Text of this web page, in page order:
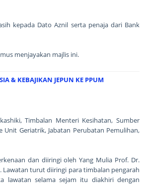
kepada Dato Aznil serta penaja dari Bank
menjayakan majlis ini.
& KEBAJIKAN JEPUN KE PPUM
Timbalan Menteri Kesihatan, Sumber
Geriatrik, Jabatan Perubatan Pemulihan,
dan diiringi oleh Yang Mulia Prof. Dr.
Lawatan turut diiringi para timbalan pengarah
lawatan selama sejam itu diakhiri dengan